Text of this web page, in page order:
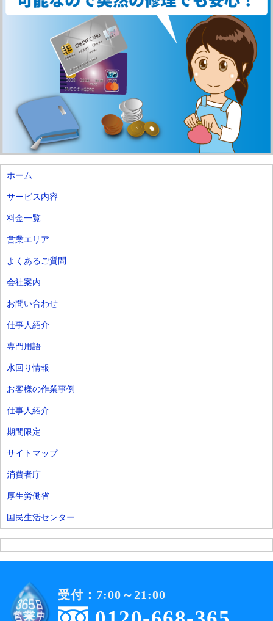
ホーム
サービス内容
料金一覧
営業エリア
よくあるご質問
会社案内
お問い合わせ
仕事人紹介
専門用語
水回り情報
お客様の作業事例
仕事人紹介
期間限定
サイトマップ
消費者庁
厚生労働省
国民生活センター
受付：7:00～21:00